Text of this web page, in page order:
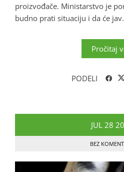
proizvođače. Ministarstvo je
budno prati situaciju i da će
Pročitaj
PODELI
JUL 28
BEZ